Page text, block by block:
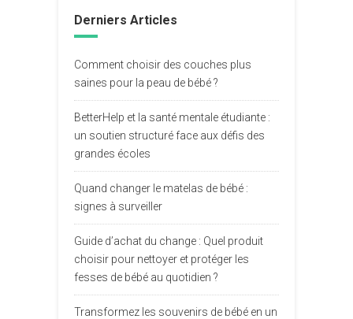
Derniers Articles
Comment choisir des couches plus
saines pour la peau de bébé ?
BetterHelp et la santé mentale étudiante :
un soutien structuré face aux défis des
grandes écoles
Quand changer le matelas de bébé :
signes à surveiller
Guide d’achat du change : Quel produit
choisir pour nettoyer et protéger les
fesses de bébé au quotidien ?
Transformez les souvenirs de bébé en un